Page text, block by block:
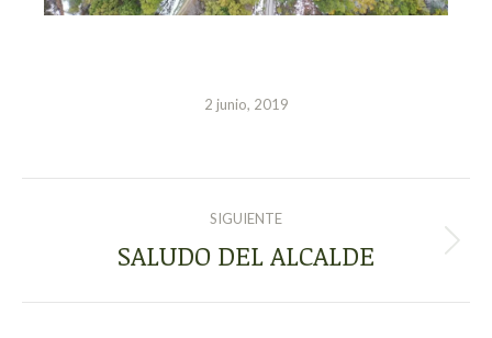
2 junio, 2019
NAVEGACIÓN
ENTRE
PUBLICACIONES
SIGUIENTE
Publicación
SALUDO DEL ALCALDE